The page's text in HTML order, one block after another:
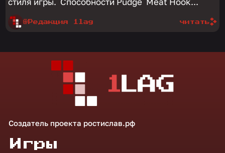
@Редакция 1lag читать
Создатель проекта ростислав.рф
Игры